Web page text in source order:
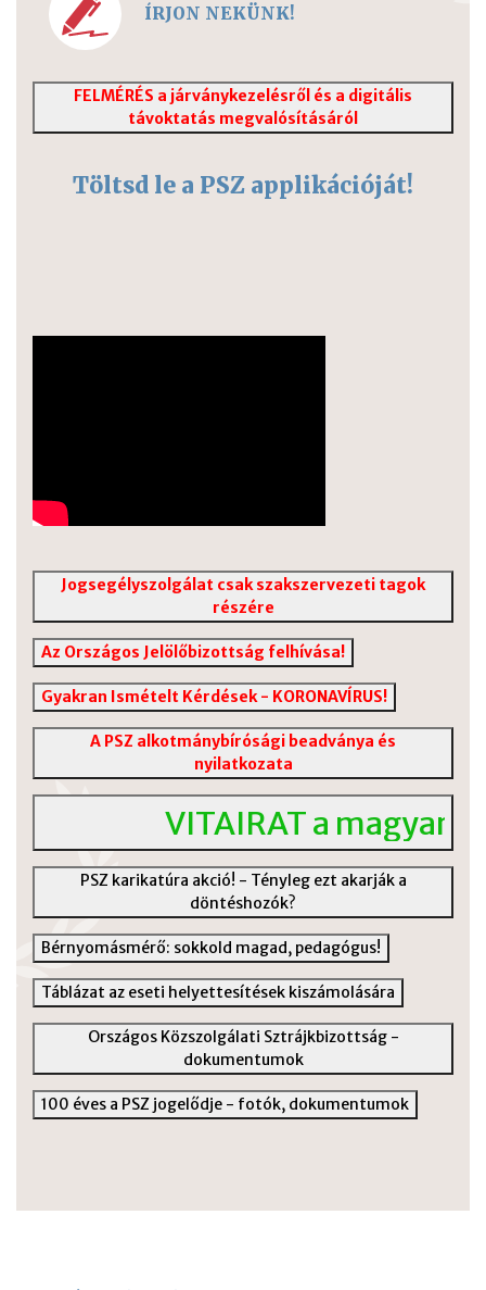
ÍRJON NEKÜNK!
FELMÉRÉS a járványkezelésről és a digitális
távoktatás megvalósításáról
Töltsd le a PSZ applikációját!
Jogsegélyszolgálat csak szakszervezeti tagok
részére
Az Országos Jelölőbizottság felhívása!
Gyakran Ismételt Kérdések - KORONAVÍRUS!
A PSZ alkotmánybírósági beadványa és
nyilatkozata
VITAIRAT a magyar
PSZ karikatúra akció! - Tényleg ezt akarják a
döntéshozók?
Bérnyomásmérő: sokkold magad, pedagógus!
Táblázat az eseti helyettesítések kiszámolására
Országos Közszolgálati Sztrájkbizottság -
dokumentumok
100 éves a PSZ jogelődje - fotók, dokumentumok